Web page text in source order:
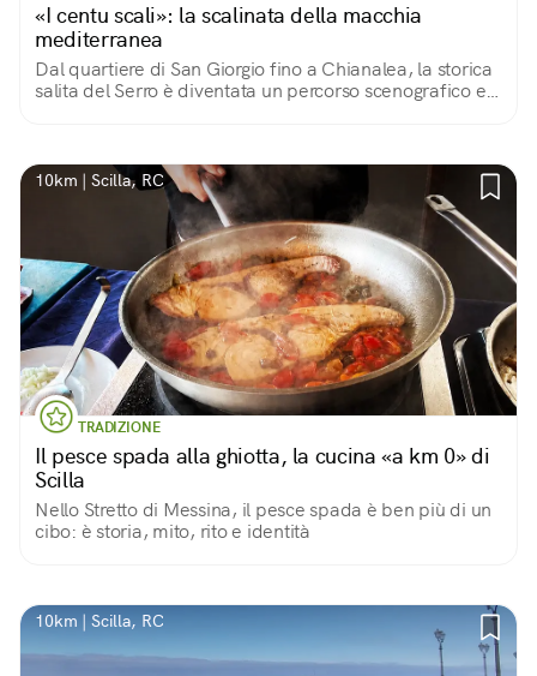
«I centu scali»: la scalinata della macchia
mediterranea
Dal quartiere di San Giorgio fino a Chianalea, la storica
salita del Serro è diventata un percorso scenografico e
10km | Scilla, RC
TRADIZIONE
Il pesce spada alla ghiotta, la cucina «a km 0» di
Scilla
Nello Stretto di Messina, il pesce spada è ben più di un
cibo: è storia, mito, rito e identità
10km | Scilla, RC